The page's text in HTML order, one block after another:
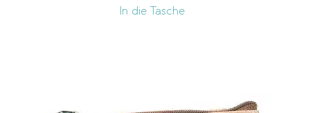
In die Tasche